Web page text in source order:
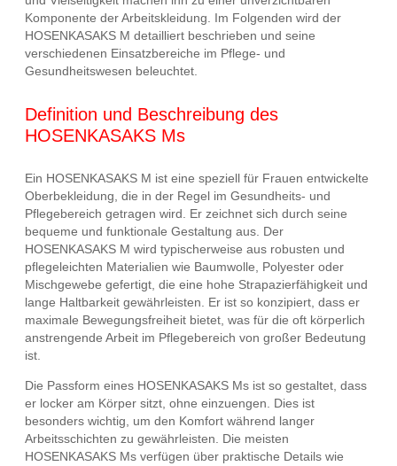
Komponente der Arbeitskleidung. Im Folgenden wird der
HOSENKASAKS M detailliert beschrieben und seine
verschiedenen Einsatzbereiche im Pflege- und
Gesundheitswesen beleuchtet.
Definition und Beschreibung des
HOSENKASAKS Ms
Ein HOSENKASAKS M ist eine speziell für Frauen entwickelte
Oberbekleidung, die in der Regel im Gesundheits- und
Pflegebereich getragen wird. Er zeichnet sich durch seine
bequeme und funktionale Gestaltung aus. Der
HOSENKASAKS M wird typischerweise aus robusten und
pflegeleichten Materialien wie Baumwolle, Polyester oder
Mischgewebe gefertigt, die eine hohe Strapazierfähigkeit und
lange Haltbarkeit gewährleisten. Er ist so konzipiert, dass er
maximale Bewegungsfreiheit bietet, was für die oft körperlich
anstrengende Arbeit im Pflegebereich von großer Bedeutung
ist.
Die Passform eines HOSENKASAKS Ms ist so gestaltet, dass
er locker am Körper sitzt, ohne einzuengen. Dies ist
besonders wichtig, um den Komfort während langer
Arbeitsschichten zu gewährleisten. Die meisten
HOSENKASAKS Ms verfügen über praktische Details wie